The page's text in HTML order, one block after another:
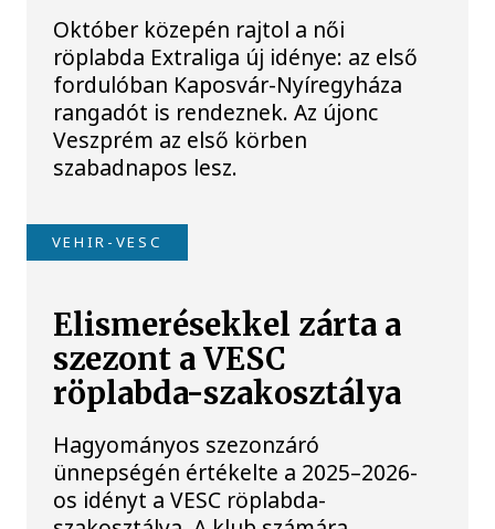
Október közepén rajtol a női
röplabda Extraliga új idénye: az első
fordulóban Kaposvár-Nyíregyháza
rangadót is rendeznek. Az újonc
Veszprém az első körben
szabadnapos lesz.
VEHIR-VESC
Elismerésekkel zárta a
szezont a VESC
röplabda-szakosztálya
Hagyományos szezonzáró
ünnepségén értékelte a 2025–2026-
os idényt a VESC röplabda-